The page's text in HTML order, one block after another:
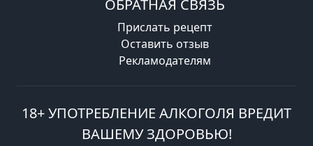
ОБРАТНАЯ СВЯЗЬ
Прислать рецепт
Оставить отзыв
Рекламодателям
18+ УПОТРЕБЛЕНИЕ АЛКОГОЛЯ ВРЕДИТ
ВАШЕМУ ЗДОРОВЬЮ!